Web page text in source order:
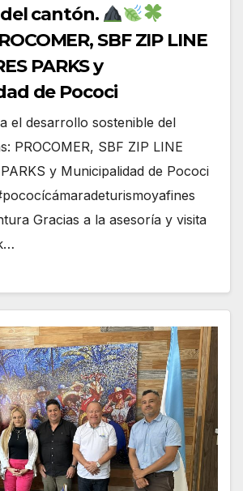
cantón.
PARKS y
de Pococi
el desarrollo sostenible del
PROCOMER, SBF ZIP LINE
y Municipalidad de Pococi
Gracias a la asesoría y visita